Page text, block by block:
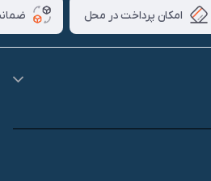
امکان پرداخت در محل